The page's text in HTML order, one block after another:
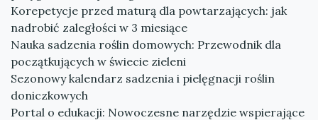
Korepetycje przed maturą dla powtarzających: jak
nadrobić zaległości w 3 miesiące
Nauka sadzenia roślin domowych: Przewodnik dla
początkujących w świecie zieleni
Sezonowy kalendarz sadzenia i pielęgnacji roślin
doniczkowych
Portal o edukacji: Nowoczesne narzędzie wspierające